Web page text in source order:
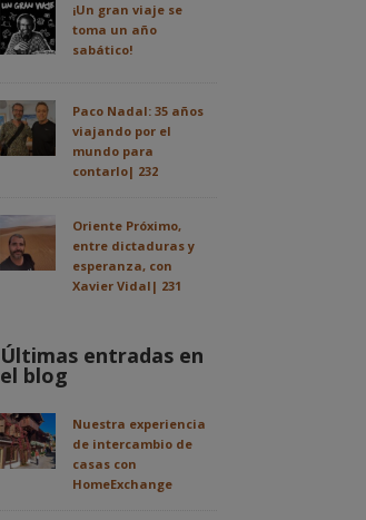
¡Un gran viaje se
toma un año
sabático!
Paco Nadal: 35 años
viajando por el
mundo para
contarlo| 232
Oriente Próximo,
entre dictaduras y
esperanza, con
Xavier Vidal| 231
Últimas entradas en
el blog
Nuestra experiencia
de intercambio de
casas con
HomeExchange